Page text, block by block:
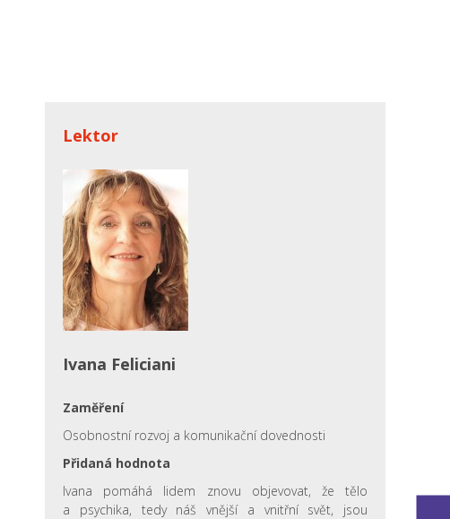
Lektor
Ivana Feliciani
Zaměření
Osobnostní rozvoj a komunikační dovednosti
Přidaná hodnota
Ivana pomáhá lidem znovu objevovat, že tělo
a psychika, tedy náš vnější a vnitřní svět, jsou